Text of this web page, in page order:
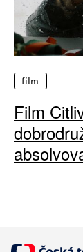
film
Film